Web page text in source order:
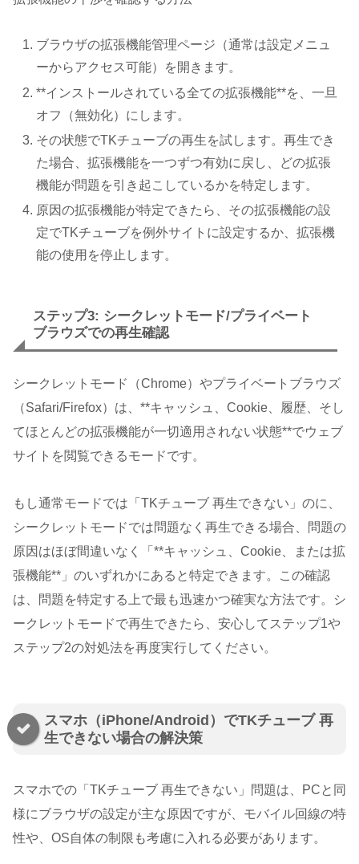
ブラウザの拡張機能管理ページ（通常は設定メニュ
ーからアクセス可能）を開きます。
**インストールされている全ての拡張機能**を、一旦
オフ（無効化）にします。
その状態でTKチューブの再生を試します。再生でき
た場合、拡張機能を一つずつ有効に戻し、どの拡張
機能が問題を引き起こしているかを特定します。
原因の拡張機能が特定できたら、その拡張機能の設
定でTKチューブを例外サイトに設定するか、拡張機
能の使用を停止します。
ステップ3: シークレットモード/プライベート
ブラウズでの再生確認
シークレットモード（Chrome）やプライベートブラウズ
（Safari/Firefox）は、**キャッシュ、Cookie、履歴、そし
てほとんどの拡張機能が一切適用されない状態**でウェブ
サイトを閲覧できるモードです。
もし通常モードでは「TKチューブ 再生できない」のに、
シークレットモードでは問題なく再生できる場合、問題の
原因はほぼ間違いなく「**キャッシュ、Cookie、または拡
張機能**」のいずれかにあると特定できます。この確認
は、問題を特定する上で最も迅速かつ確実な方法です。シ
ークレットモードで再生できたら、安心してステップ1や
ステップ2の対処法を再度実行してください。
スマホ（iPhone/Android）でTKチューブ 再
生できない場合の解決策
スマホでの「TKチューブ 再生できない」問題は、PCと同
様にブラウザの設定が主な原因ですが、モバイル回線の特
性や、OS自体の制限も考慮に入れる必要があります。